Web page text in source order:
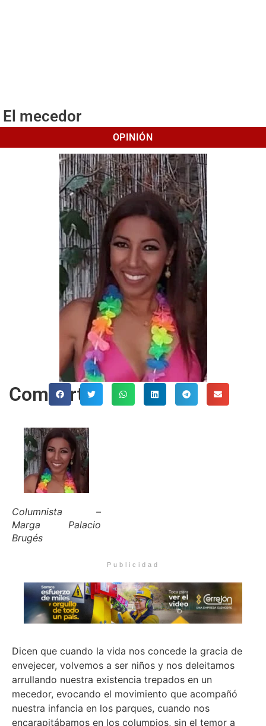
El mecedor
OPINIÓN
Comparte
Columnista –
Marga Palacio
Brugés
Publicidad
Dicen que cuando la vida nos concede la gracia de
envejecer, volvemos a ser niños y nos deleitamos
arrullando nuestra existencia trepados en un
mecedor, evocando el movimiento que acompañó
nuestra infancia en los parques, cuando nos
encarapitábamos en los columpios, sin el temor a